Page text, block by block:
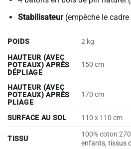
Stabilisateur(empêche le cadre
POIDS
2 kg
HAUTEUR (AVEC
POTEAUX) APRÈS
DÉPLIAGE
150 cm
HAUTEUR (AVEC
POTEAUX) APRÈS
PLIAGE
170 cm
SURFACE AU SOL 110 x 110 cm
TISSU
100% coton
enfants, tissus